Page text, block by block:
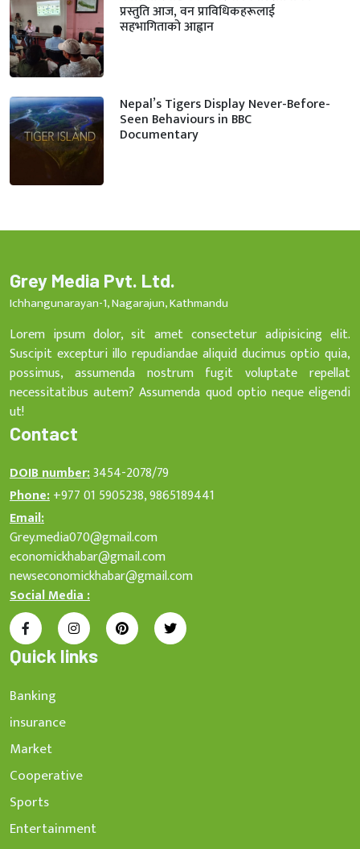
प्रस्तुति आज, वन प्राविधिकहरूलाई
सहभागिताको आह्वान
Nepal’s Tigers Display Never-Before-
Seen Behaviours in BBC
Documentary
Grey Media Pvt. Ltd.
Ichhangunarayan-1, Nagarajun, Kathmandu
Lorem ipsum dolor, sit amet consectetur adipisicing elit.
Suscipit excepturi illo repudiandae aliquid ducimus optio quia,
possimus, assumenda nostrum fugit voluptate repellat
necessitatibus autem? Assumenda quod optio neque eligendi
ut!
Contact
DOIB number:3454-2078/79
Phone:+977 01 5905238, 9865189441
Email:
Grey.media070@gmail.com
economickhabar@gmail.com
newseconomickhabar@gmail.com
Social Media :
Quick links
Banking
insurance
Market
Cooperative
Sports
Entertainment